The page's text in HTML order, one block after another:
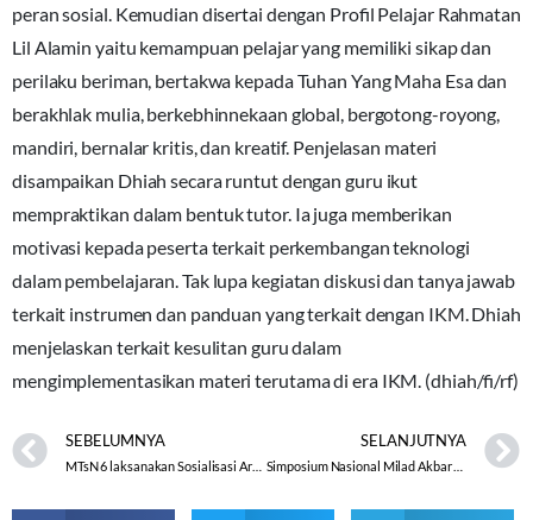
peran sosial. Kemudian disertai dengan Profil Pelajar Rahmatan
Lil Alamin yaitu kemampuan pelajar yang memiliki sikap dan
perilaku beriman, bertakwa kepada Tuhan Yang Maha Esa dan
berakhlak mulia, berkebhinnekaan global, bergotong-royong,
mandiri, bernalar kritis, dan kreatif. Penjelasan materi
disampaikan Dhiah secara runtut dengan guru ikut
mempraktikan dalam bentuk tutor. Ia juga memberikan
motivasi kepada peserta terkait perkembangan teknologi
dalam pembelajaran. Tak lupa kegiatan diskusi dan tanya jawab
terkait instrumen dan panduan yang terkait dengan IKM. Dhiah
menjelaskan terkait kesulitan guru dalam
mengimplementasikan materi terutama di era IKM. (dhiah/fi/rf)
SEBELUMNYA
MTsN 6 laksanakan Sosialisasi Arsip Pembelajaran Berbasis Digital
SELANJUTNYA